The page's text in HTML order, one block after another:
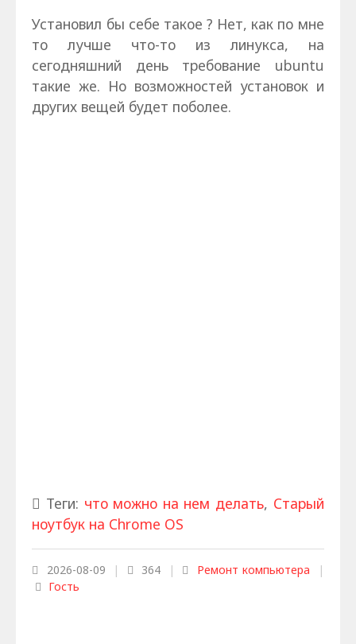
Установил бы себе такое ? Нет, как по мне
то лучше что-то из линукса, на
сегодняшний день требование ubuntu
такие же. Но возможностей установок и
других вещей будет поболее.
Теги: что можно на нем делать, Старый
ноутбук на Chrome OS
2026-08-09 | 364 | Ремонт компьютера
|
Гость